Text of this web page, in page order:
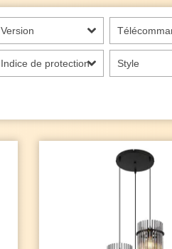
Version
Indice de protection Style